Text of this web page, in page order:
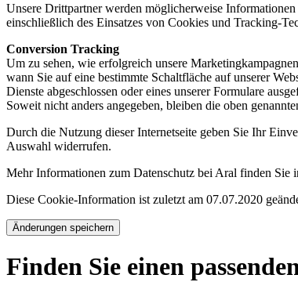
Unsere Drittpartner werden möglicherweise
einschließlich des Einsatzes von Cookies und Tracking-
Conversion Tracking
Um zu sehen, wie erfolgreich unsere
wann Sie auf eine bestimmte Schaltfläche auf unserer
Dienste abgeschlossen oder eines unserer Formulare
Soweit nicht anders angegeben, bleiben die oben
Durch die Nutzung dieser Internetseite geben Sie Ihr
Auswahl widerrufen.
Mehr Informationen zum Datenschutz bei Aral finden Sie
Diese Cookie-Information ist zuletzt am 07.07.2020
Änderungen speichern
Finden Sie einen